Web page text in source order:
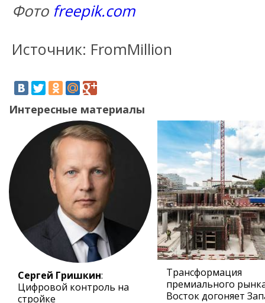
Фото freepik.com
Источник: FromMillion
Интересные материалы
Сергей Гришкин:
Цифровой контроль на
стройке
Трансформация
премиального
Восток догоняет